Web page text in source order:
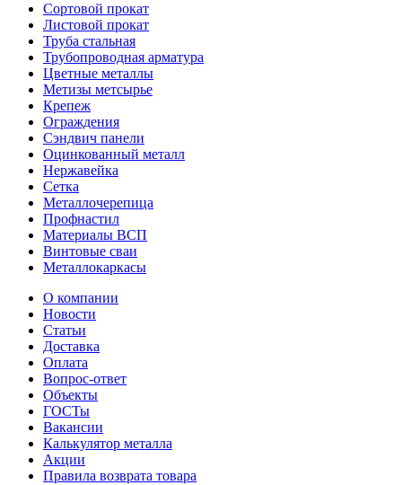
Сортовой прокат
Листовой прокат
Труба стальная
Трубопроводная арматура
Цветные металлы
Метизы метсырье
Крепеж
Ограждения
Сэндвич панели
Оцинкованный металл
Нержавейка
Сетка
Металлочерепица
Профнастил
Материалы ВСП
Винтовые сваи
Металлокаркасы
О компании
Новости
Статьи
Доставка
Оплата
Вопрос-ответ
Объекты
ГОСТы
Вакансии
Калькулятор металла
Акции
Правила возврата товара